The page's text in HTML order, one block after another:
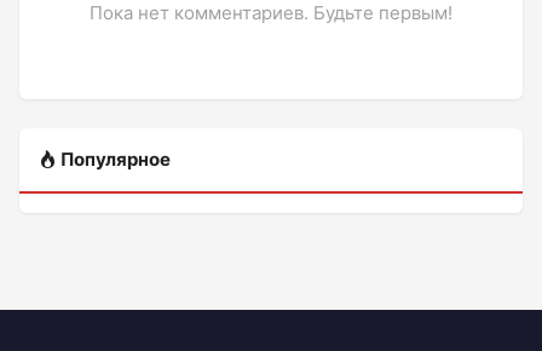
Пока нет комментариев. Будьте первым!
Популярное